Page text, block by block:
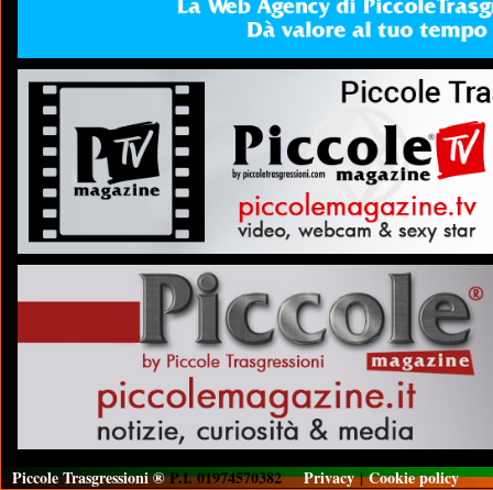
Piccole Trasgressioni ®P.I. 01974570382Privacy|Cookie policy